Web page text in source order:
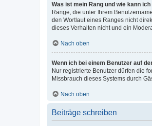
Was ist mein Rang und wie kann
Ränge, die unter Ihrem
den Wortlaut eines Ranges nicht
dieses Verhalten nicht und ein
Nach oben
Wenn ich bei einem Benutzer auf
Nur registrierte Benutzer dürfen die
Missbrauch dieses Systems durch
Nach oben
Beiträge schreiben